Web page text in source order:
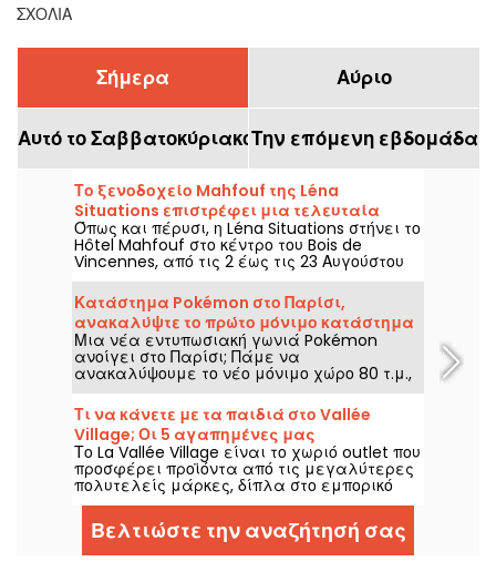
ΣΧΌΛΙΑ
Σήμερα Αύριο
Αυτό το ΣαββατοκύριακοΤην επόμενη εβδομάδα
Το ξενοδοχείο Mahfouf της Léna
Situations επιστρέφει μια τελευταία
φορά στην καρδιά του Bois de Vincennes.
Όπως και πέρυσι, η Léna Situations στήνει το
Hôtel Mahfouf στο κέντρο του Bois de
Vincennes, από τις 2 έως τις 23 Αυγούστου
2026. Ένας χαλαρός και καλοκαιρινός
προορισμός, ανάμεσα σε βλόγκς του
Αυγούστου, shopping, βέγκ γλυκίσματα και
χαλάρωση, με μια νότα νοσταλγίας.
Κατάστημα Pokémon στο Παρίσι,
ανακαλύψτε το πρώτο μόνιμο κατάστημα
αφιερωμένο στα Pokémon σε εικόνες
Μια νέα εντυπωσιακή γωνιά Pokémon
ανοίγει στο Παρίσι; Πάμε να
ανακαλύψουμε το νέο μόνιμο χώρο 80 τ.μ.,
αφιερωμένο στον κόσμο των διάσημων
πλασμάτων, στο κατάστημα Le Coin des
Barons, που βρίσκεται στην rue de Rivoli στο
1ο διαμέρισμα. Από τις 28 Μαρτίου 2025,
αυτή η μοναδική γωνιά περιμένει τους
συλλέκτες και τους λάτρεις της.
Τι να κάνετε με τα παιδιά στο Vallée
Village; Οι 5 αγαπημένες μας
δραστηριότητες
Το La Vallée Village είναι το χωριό outlet που
προσφέρει προϊόντα από τις μεγαλύτερες
πολυτελείς μάρκες, δίπλα στο εμπορικό
κέντρο Val d'Europe στο Seine-et-Marne.
Δεν είναι απαραίτητα το πιο φιλικό μέρος
για τα παιδιά, αλλά υπάρχουν πολλά
πράγματα που μπορείτε να κάνετε με τα
Βελτιώστε την αναζήτησή σας